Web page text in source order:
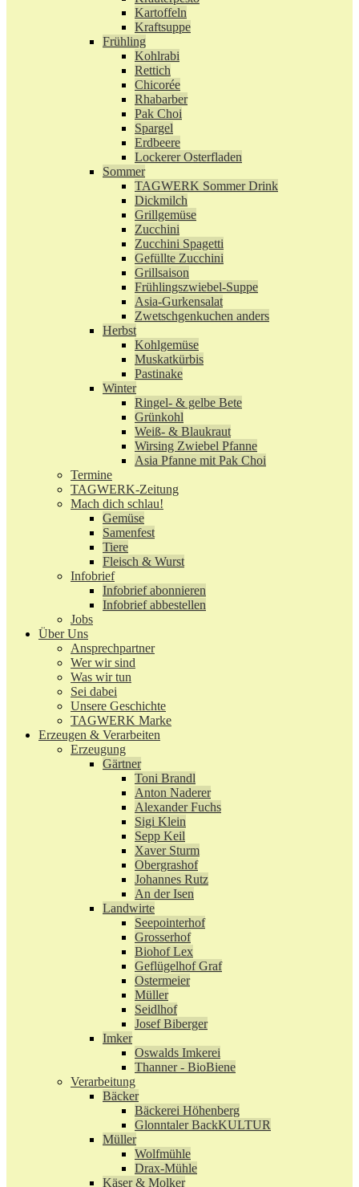
Kartoffeln
Kraftsuppe
Frühling
Kohlrabi
Rettich
Chicorée
Rhabarber
Pak Choi
Spargel
Erdbeere
Lockerer Osterfladen
Sommer
TAGWERK Sommer Drink
Dickmilch
Grillgemüse
Zucchini
Zucchini Spagetti
Gefüllte Zucchini
Grillsaison
Frühlingszwiebel-Suppe
Asia-Gurkensalat
Zwetschgenkuchen anders
Herbst
Kohlgemüse
Muskatkürbis
Pastinake
Winter
Ringel- & gelbe Bete
Grünkohl
Weiß- & Blaukraut
Wirsing Zwiebel Pfanne
Asia Pfanne mit Pak Choi
Termine
TAGWERK-Zeitung
Mach dich schlau!
Gemüse
Samenfest
Tiere
Fleisch & Wurst
Infobrief
Infobrief abonnieren
Infobrief abbestellen
Jobs
Über Uns
Ansprechpartner
Wer wir sind
Was wir tun
Sei dabei
Unsere Geschichte
TAGWERK Marke
Erzeugen & Verarbeiten
Erzeugung
Gärtner
Toni Brandl
Anton Naderer
Alexander Fuchs
Sigi Klein
Sepp Keil
Xaver Sturm
Obergrashof
Johannes Rutz
An der Isen
Landwirte
Seepointerhof
Grosserhof
Biohof Lex
Geflügelhof Graf
Ostermeier
Müller
Seidlhof
Josef Biberger
Imker
Oswalds Imkerei
Thanner - BioBiene
Verarbeitung
Bäcker
Bäckerei Höhenberg
Glonntaler BackKULTUR
Müller
Wolfmühle
Drax-Mühle
Käser & Molker